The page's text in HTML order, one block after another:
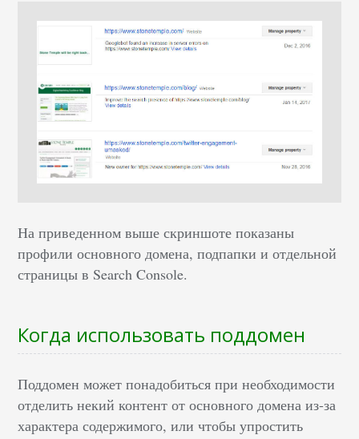
На приведенном выше скриншоте показаны
профили основного домена, подпапки и отдельной
страницы в Search Console.
Когда использовать поддомен
Поддомен может понадобиться при необходимости
отделить некий контент от основного домена из-за
характера содержимого, или чтобы упростить